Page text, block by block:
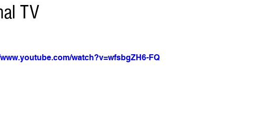
Brasil Imóvel Agro Jornal TV
TV
watch?v=wfsbgZH6-FQ